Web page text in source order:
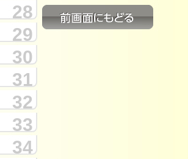
28
29
30
31
32
33
34